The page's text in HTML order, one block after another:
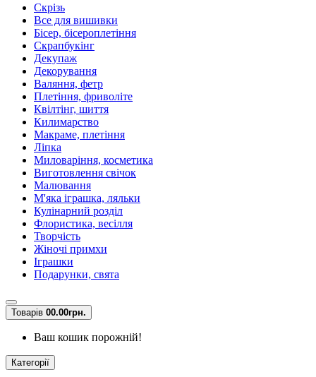
Скрізь
Все для вишивки
Бісер, бісероплетіння
Скрапбукінг
Декупаж
Декорування
Валяння, фетр
Плетіння, фриволіте
Квілтінг, шиття
Килимарство
Макраме, плетіння
Ліпка
Миловаріння, косметика
Виготовлення свічок
Малювання
М'яка іграшка, ляльки
Кулінарний розділ
Флористика, весілля
Творчість
Жіночі примхи
Іграшки
Подарунки, свята
Товарів 00.00грн.
Ваш кошик порожній!
Категорії